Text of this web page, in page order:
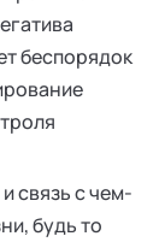
беспорядок
связь с чем-
будь то